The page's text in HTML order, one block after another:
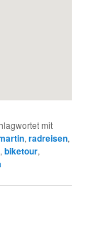
mit
,radreisen,
,biketour,